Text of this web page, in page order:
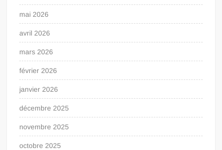
mai 2026
avril 2026
mars 2026
février 2026
janvier 2026
décembre 2025
novembre 2025
octobre 2025